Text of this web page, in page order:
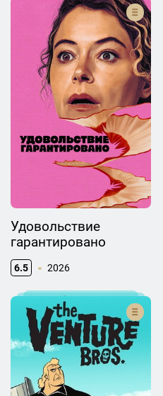
Удовольствие
гарантировано
6.5 2026